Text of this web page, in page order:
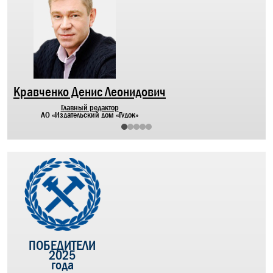
Кравченко Денис Леонидович
Главный редактор
АО «Издательский дом «Гудок»
ПОБЕДИТЕЛИ
2025
года